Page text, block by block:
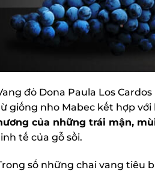
đỏ Dona Paula Los
giống nho Mabec kết hợp
của những trái mận,
tế của gỗ sồi.
số những chai vang tiêu